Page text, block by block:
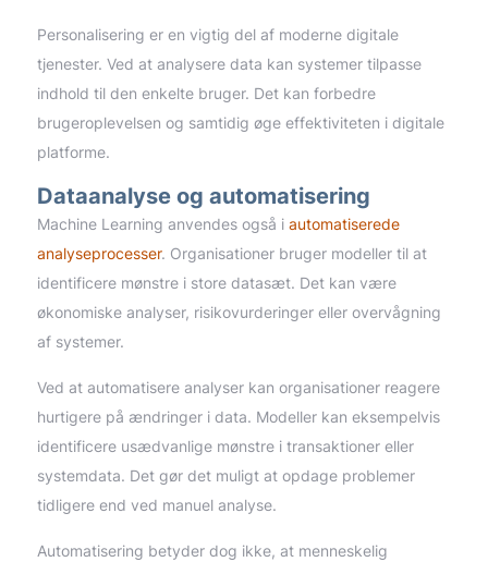
Personalisering er en vigtig del af moderne digitale
tjenester. Ved at analysere data kan systemer tilpasse
indhold til den enkelte bruger. Det kan forbedre
brugeroplevelsen og samtidig øge effektiviteten i digitale
platforme.
Dataanalyse og automatisering
Machine Learning anvendes også iautomatiserede
analyseprocesser. Organisationer bruger modeller til at
identificere mønstre i store datasæt. Det kan være
økonomiske analyser, risikovurderinger eller overvågning
af systemer.
Ved at automatisere analyser kan organisationer reagere
hurtigere på ændringer i data. Modeller kan eksempelvis
identificere usædvanlige mønstre i transaktioner eller
systemdata. Det gør det muligt at opdage problemer
tidligere end ved manuel analyse.
Automatisering betyder dog ikke, at menneskelig